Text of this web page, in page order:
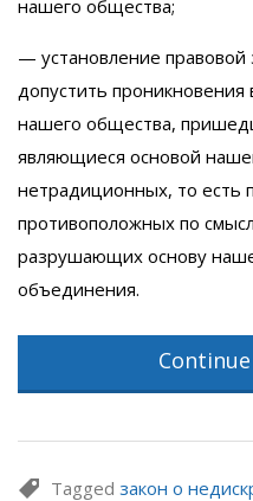
нашего общества;
— установление
допустить
нашего общества,
являющиеся основой
нетрадиционных, то есть
противоположных по
разрушающих основу
объединения.
Tagged закон о